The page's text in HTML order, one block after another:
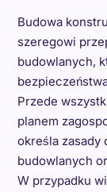
Budowa
szeregowi
budowlanych,
Przede
planem
określa zasady
budowlanych
W przypadku